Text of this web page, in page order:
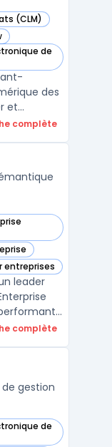
(CLM)
de
des
et
des
complète
entreprises
leader
première
complète
gestion
de